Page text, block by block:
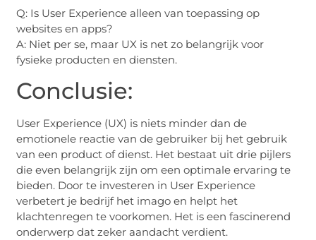
Q: Is User Experience alleen van toepassing op
websites en apps?
A: Niet per se, maar UX is net zo belangrijk voor
fysieke producten en diensten.
Conclusie:
User Experience (UX) is niets minder dan de
emotionele reactie van de gebruiker bij het gebruik
van een product of dienst. Het bestaat uit drie pijlers
die even belangrijk zijn om een optimale ervaring te
bieden. Door te investeren in User Experience
verbetert je bedrijf het imago en helpt het
klachtenregen te voorkomen. Het is een fascinerend
onderwerp dat zeker aandacht verdient.